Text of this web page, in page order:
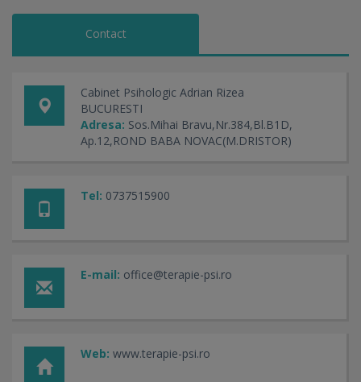
Contact
Cabinet Psihologic Adrian Rizea
BUCURESTI
Adresa: Sos.Mihai Bravu,Nr.384,Bl.B1D,
Ap.12,ROND BABA NOVAC(M.DRISTOR)
Tel: 0737515900
E-mail: office@terapie-psi.ro
Web: www.terapie-psi.ro